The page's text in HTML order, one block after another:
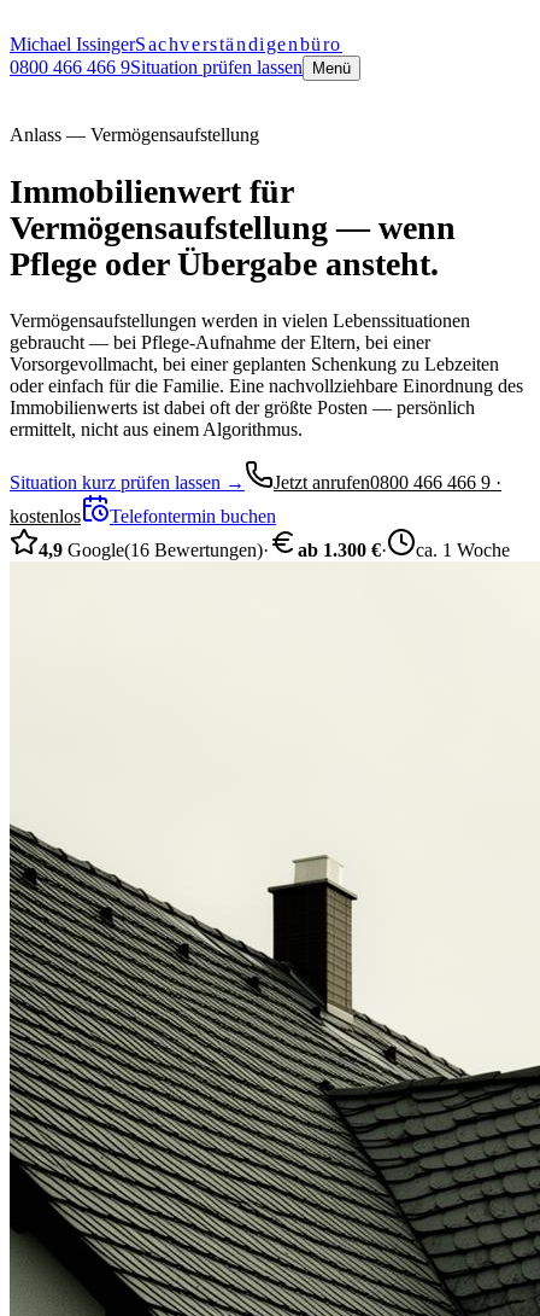
Michael IssingerSachverständigenbüro
0800 466 466 9Situation prüfen lassen Menü
Anlass — Vermögensaufstellung
Immobilienwert für
Vermögensaufstellung — wenn
Pflege oder Übergabe ansteht.
Vermögensaufstellungen werden in vielen Lebenssituationen
gebraucht — bei Pflege-Aufnahme der Eltern, bei einer
Vorsorgevollmacht, bei einer geplanten Schenkung zu Lebzeiten
oder einfach für die Familie. Eine nachvollziehbare Einordnung des
Immobilienwerts ist dabei oft der größte Posten — persönlich
ermittelt, nicht aus einem Algorithmus.
Situation kurz prüfen lassen → Jetzt anrufen0800 466 466 9 ·
kostenlos
Telefontermin buchen
4,9 Google(16 Bewertungen)· ab 1.300 €· ca. 1 Woche